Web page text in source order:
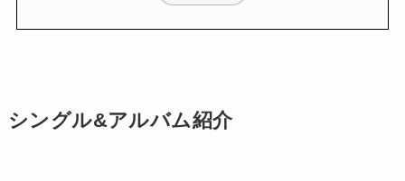
シングル&アルバム紹介